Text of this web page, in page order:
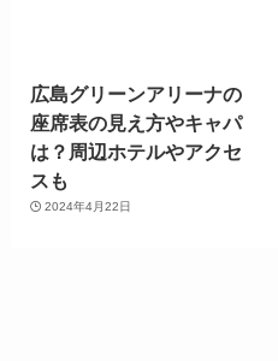
広島グリーンアリーナの
座席表の見え方やキャパ
は？周辺ホテルやアクセ
スも
2024年4月22日